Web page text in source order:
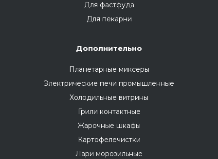
Для фастфуда
Для пекарни
Дополнительно
Планетарные миксеры
Электрические печи промышленные
Холодильные витрины
Грили контактные
Жарочные шкафы
Картофелечистки
Лари морозильные